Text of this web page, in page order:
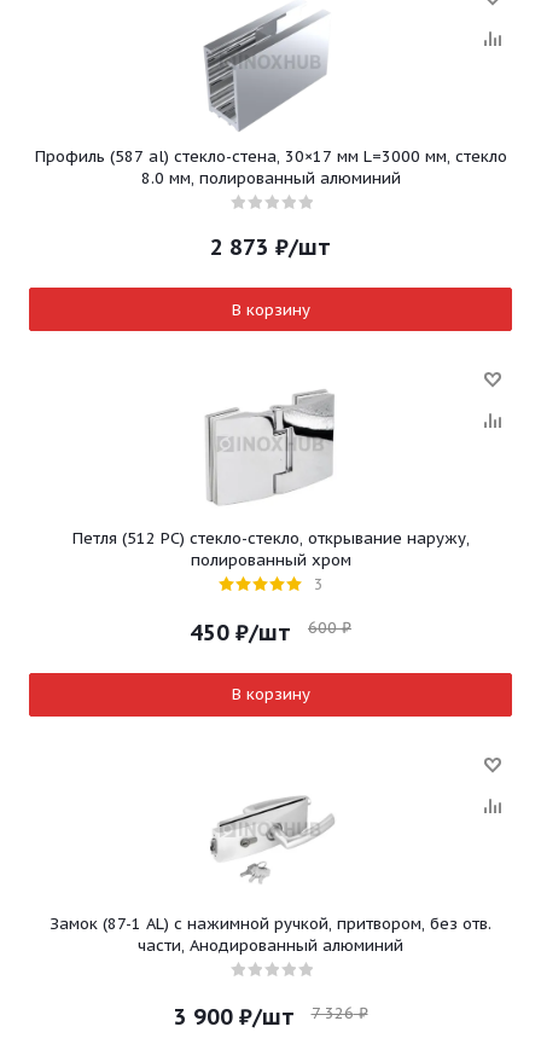
Профиль (587 al) стекло-стена, 30×17 мм L=3000 мм, стекло
8.0 мм, полированный алюминий
2 873 ₽/шт
В корзину
Петля (512 PC) стекло-стекло, открывание наружу,
полированный хром
3
450 ₽/шт 600₽
В корзину
Замок (87-1 AL) с нажимной ручкой, притвором, без отв.
части, Анодированный алюминий
3 900₽/шт 7 326₽